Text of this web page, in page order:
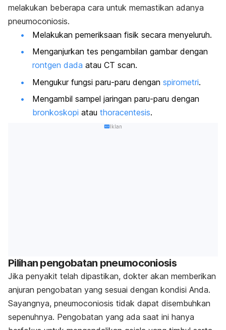
melakukan beberapa cara untuk memastikan adanya
pneumoconiosis.
Melakukan pemeriksaan fisik secara menyeluruh.
Menganjurkan tes pengambilan gambar dengan
rontgen dada atau CT scan.
Mengukur fungsi paru-paru dengan spirometri.
Mengambil sampel jaringan paru-paru dengan
bronkoskopi atau thoracentesis.
Iklan
Pilihan pengobatan pneumoconiosis
Jika penyakit telah dipastikan, dokter akan memberikan
anjuran pengobatan yang sesuai dengan kondisi Anda.
Sayangnya, pneumoconiosis tidak dapat disembuhkan
sepenuhnya. Pengobatan yang ada saat ini hanya